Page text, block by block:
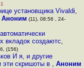
установщика Vivaldi,
Аноним (11), 08:56 , 24-
вкладок создаютс,
(156)
И я, и другие
эти скришоты в , Аноним